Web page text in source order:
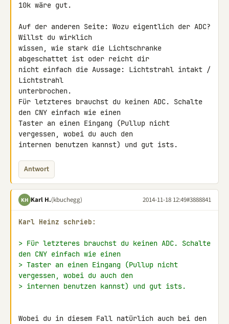
10k wäre gut.
Auf der anderen Seite: Wozu eigentlich der ADC?
Willst du wirklich
wissen, wie stark die Lichtschranke
abgeschattet ist oder reicht dir
nicht einfach die Aussage: Lichtstrahl intakt /
Lichtstrahl
unterbrochen.
Für letzteres brauchst du keinen ADC. Schalte
den CNY einfach wie einen
Taster an einen Eingang (Pullup nicht
vergessen, wobei du auch den
internen benutzen kannst) und gut ists.
Antwort
KH Karl H.(kbuchegg) 2014-11-18 12:49#3888841
Karl Heinz schrieb:
> Für letzteres brauchst du keinen ADC. Schalte
den CNY einfach wie einen
> Taster an einen Eingang (Pullup nicht
vergessen, wobei du auch den
> internen benutzen kannst) und gut ists.
Wobei du in diesem Fall natürlich auch bei den